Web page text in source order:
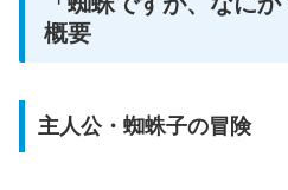
概要
主人公・蜘蛛子の冒険